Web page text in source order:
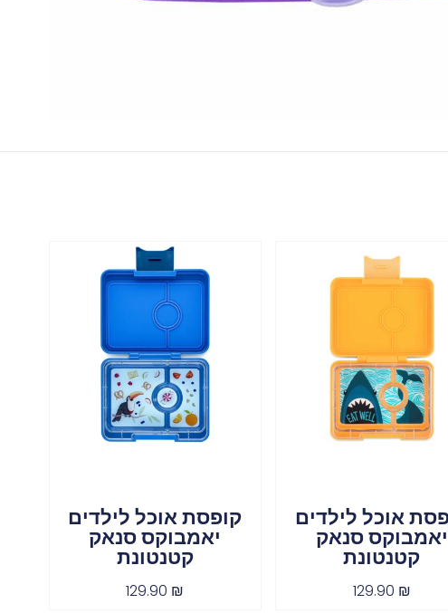
אוכל לילדים
יאמבוקס סנאק
קטנטונת
129.90 ₪
קופסת אוכל לילדים
יאמבוקס סנאק
קטנטונת
129.90 ₪